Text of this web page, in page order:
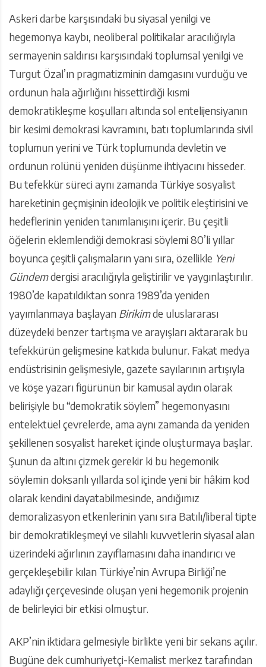
Askeri darbe karşısındaki bu siyasal yenilgi ve
hegemonya kaybı, neoliberal politikalar aracılığıyla
sermayenin saldırısı karşısındaki toplumsal yenilgi ve
Turgut Özal’ın pragmatizminin damgasını vurduğu ve
ordunun hala ağırlığını hissettirdiği kısmi
demokratikleşme koşulları altında sol entelijensiyanın
bir kesimi demokrasi kavramını, batı toplumlarında sivil
toplumun yerini ve Türk toplumunda devletin ve
ordunun rolünü yeniden düşünme ihtiyacını hisseder.
Bu tefekkür süreci aynı zamanda Türkiye sosyalist
hareketinin geçmişinin ideolojik ve politik eleştirisini ve
hedeflerinin yeniden tanımlanışını içerir. Bu çeşitli
öğelerin eklemlendiği demokrasi söylemi 80’li yıllar
boyunca çeşitli çalışmaların yanı sıra, özellikle Yeni
Gündemdergisi aracılığıyla geliştirilir ve yaygınlaştırılır.
1980’de kapatıldıktan sonra 1989’da yeniden
yayımlanmaya başlayan Birikimde uluslararası
düzeydeki benzer tartışma ve arayışları aktararak bu
tefekkürün gelişmesine katkıda bulunur. Fakat medya
endüstrisinin gelişmesiyle, gazete sayılarının artışıyla
ve köşe yazarı figürünün bir kamusal aydın olarak
belirişiyle bu “demokratik söylem” hegemonyasını
entelektüel çevrelerde, ama aynı zamanda da yeniden
şekillenen sosyalist hareket içinde oluşturmaya başlar.
Şunun da altını çizmek gerekir ki bu hegemonik
söylemin doksanlı yıllarda sol içinde yeni bir hâkim kod
olarak kendini dayatabilmesinde, andığımız
demoralizasyon etkenlerinin yanı sıra Batılı/liberal tipte
bir demokratikleşmeyi ve silahlı kuvvetlerin siyasal alan
üzerindeki ağırlının zayıflamasını daha inandırıcı ve
gerçekleşebilir kılan Türkiye’nin Avrupa Birliği’ne
adaylığı çerçevesinde oluşan yeni hegemonik projenin
de belirleyici bir etkisi olmuştur.
AKP’nin iktidara gelmesiyle birlikte yeni bir sekans açılır.
Bugüne dek cumhuriyetçi-Kemalist merkez tarafından